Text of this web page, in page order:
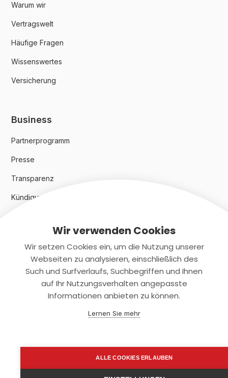
Warum wir
Vertragswelt
Häufige Fragen
Wissenswertes
Versicherung
Business
Partnerprogramm
Presse
Transparenz
Kündigungsindex 2024
Rechtliches
Datenschutz
Wir verwenden Cookies
Wir setzen Cookies ein, um die Nutzung unserer
Webseiten zu analysieren, einschließlich des
Such und Surfverlaufs, Suchbegriffen und Ihnen
auf Ihr Nutzungsverhalten angepasste
Informationen anbieten zu können.
Lernen Sie mehr
ALLE COOKIES ERLAUBEN